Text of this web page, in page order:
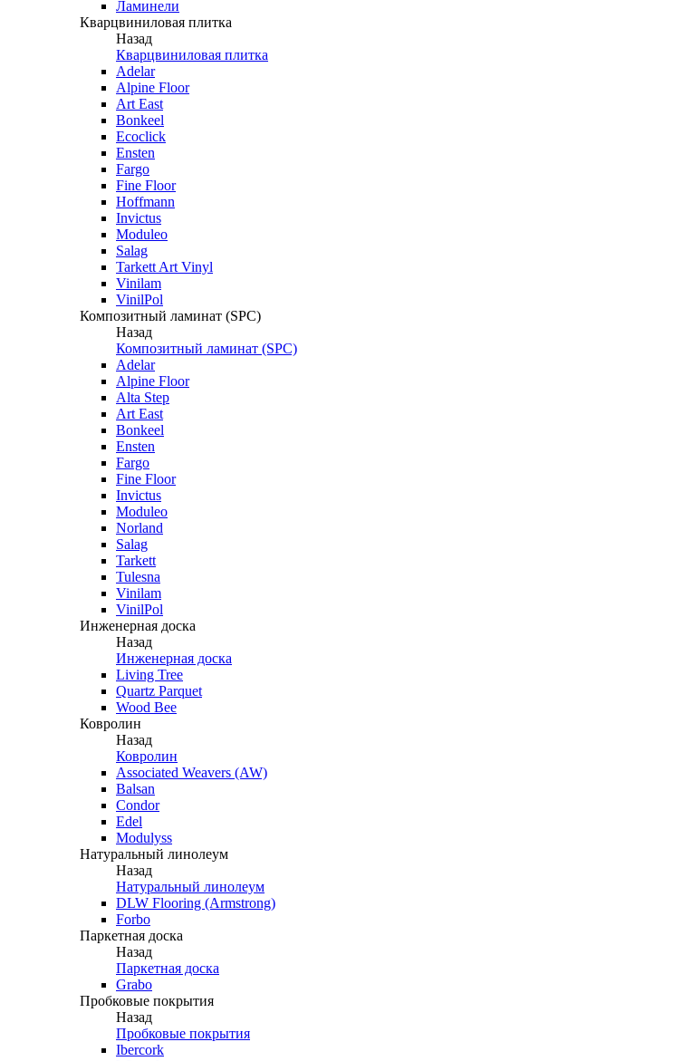
Ламинели
Кварцвиниловая плитка
Назад
Кварцвиниловая плитка
Adelar
Alpine Floor
Art East
Bonkeel
Ecoclick
Ensten
Fargo
Fine Floor
Hoffmann
Invictus
Moduleo
Salag
Tarkett Art Vinyl
Vinilam
VinilPol
Композитный ламинат (SPC)
Назад
Композитный ламинат (SPC)
Adelar
Alpine Floor
Alta Step
Art East
Bonkeel
Ensten
Fargo
Fine Floor
Invictus
Moduleo
Norland
Salag
Tarkett
Tulesna
Vinilam
VinilPol
Инженерная доска
Назад
Инженерная доска
Living Tree
Quartz Parquet
Wood Bee
Ковролин
Назад
Ковролин
Associated Weavers (AW)
Balsan
Condor
Edel
Modulyss
Натуральный линолеум
Назад
Натуральный линолеум
DLW Flooring (Armstrong)
Forbo
Паркетная доска
Назад
Паркетная доска
Grabo
Пробковые покрытия
Назад
Пробковые покрытия
Ibercork